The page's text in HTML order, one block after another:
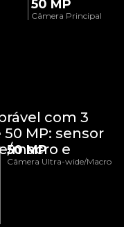
50 MP
Câmera Ultra-wide/Macro
50 MP
Câmera Principal
com 3
MP: sensor
macro e